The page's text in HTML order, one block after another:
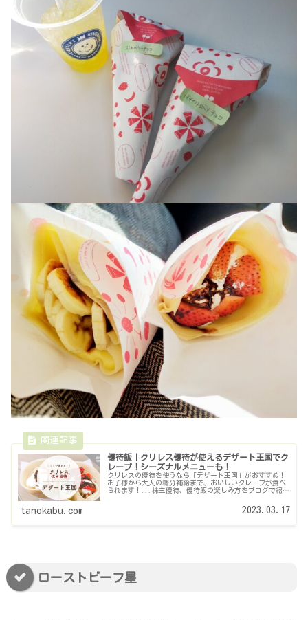
優待飯｜クリレス優待が使えるデザート王国でク
レープ！シーズナルメニューも！
クリレスの優待を使うなら「デザート王国」がおすすめ！
お子様から大人の糖分補給まで、おいしいクレープが食べ
られます！...株主優待、優待飯の楽しみ方をブログで紹介
tanokabu.com 2023.03.17
ローストビーフ星